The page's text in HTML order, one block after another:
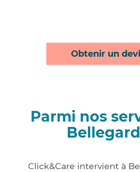
Obtenir un
Parmi nos
Click&Care intervient à